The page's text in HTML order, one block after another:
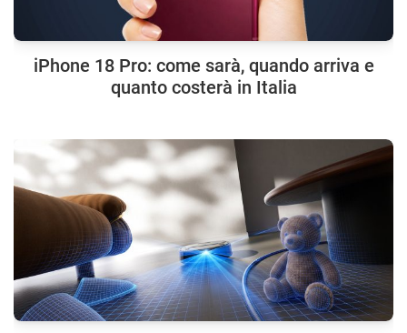
iPhone 18 Pro: come sarà, quando arriva e
quanto costerà in Italia